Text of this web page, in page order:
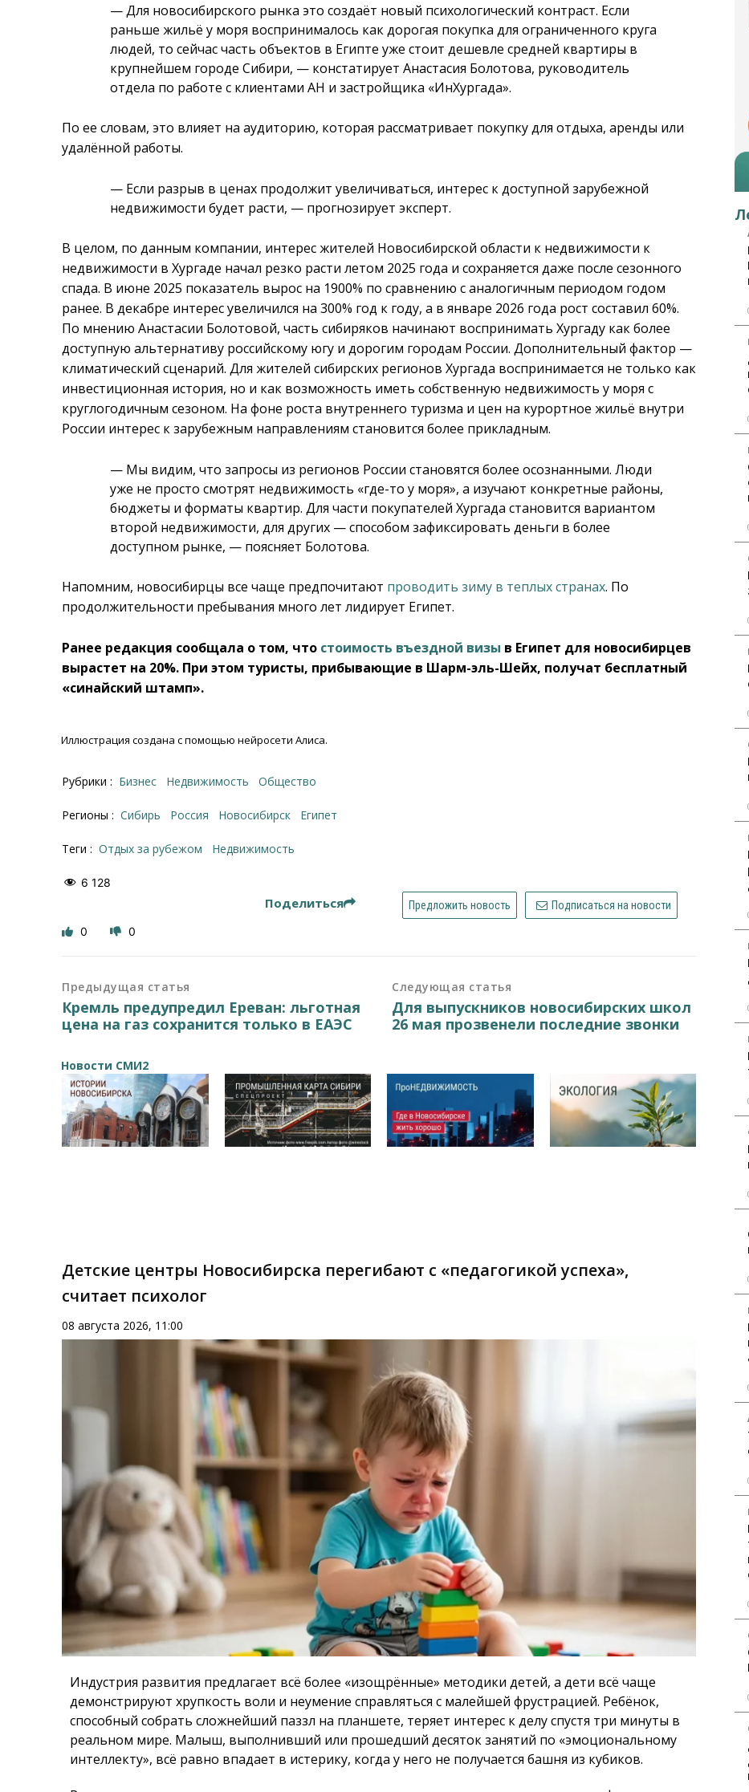
— Для новосибирского рынка это создаёт новый психологический контраст. Если
раньше жильё у моря воспринималось как дорогая покупка для ограниченного круга
людей, то сейчас часть объектов в Египте уже стоит дешевле средней квартиры в
крупнейшем городе Сибири, — констатирует Анастасия Болотова, руководитель
отдела по работе с клиентами АН и застройщика «ИнХургада».
По ее словам, это влияет на аудиторию, которая рассматривает покупку для отдыха, аренды или
удалённой работы.
— Если разрыв в ценах продолжит увеличиваться, интерес к доступной зарубежной
недвижимости будет расти, — прогнозирует эксперт.
В целом, по данным компании, интерес жителей Новосибирской области к недвижимости к
недвижимости в Хургаде начал резко расти летом 2025 года и сохраняется даже после сезонного
спада. В июне 2025 показатель вырос на 1900% по сравнению с аналогичным периодом годом
ранее. В декабре интерес увеличился на 300% год к году, а в январе 2026 года рост составил 60%.
По мнению Анастасии Болотовой, часть сибиряков начинают воспринимать Хургаду как более
доступную альтернативу российскому югу и дорогим городам России. Дополнительный фактор —
климатический сценарий. Для жителей сибирских регионов Хургада воспринимается не только как
инвестиционная история, но и как возможность иметь собственную недвижимость у моря с
круглогодичным сезоном. На фоне роста внутреннего туризма и цен на курортное жильё внутри
России интерес к зарубежным направлениям становится более прикладным.
— Мы видим, что запросы из регионов России становятся более осознанными. Люди
уже не просто смотрят недвижимость «где-то у моря», а изучают конкретные районы,
бюджеты и форматы квартир. Для части покупателей Хургада становится вариантом
второй недвижимости, для других — способом зафиксировать деньги в более
доступном рынке, — поясняет Болотова.
Напомним, новосибирцы все чаще предпочитают проводить зиму в теплых странах. По
продолжительности пребывания много лет лидирует Египет.
Ранее редакция сообщала о том, что стоимость въездной визы в Египет для новосибирцев
вырастет на 20%. При этом туристы, прибывающие в Шарм-эль-Шейх, получат бесплатный
«синайский штамп».
Иллюстрация создана с помощью нейросети Алиса.
Рубрики : Бизнес Недвижимость Общество
Регионы : Сибирь Россия Новосибирск Египет
Теги : отдых за рубежом недвижимость
6 128
Поделиться Предложить новость Подписаться на новости
0 0
Предыдущая статья
Кремль предупредил Ереван: льготная
цена на газ сохранится только в ЕАЭС
Следующая статья
Для выпускников новосибирских школ
26 мая прозвенели последние звонки
Новости СМИ2
Детские центры Новосибирска перегибают с «педагогикой успеха»,
считает психолог
08 августа 2026, 11:00
Индустрия развития предлагает всё более «изощрённые» методики детей, а дети всё чаще
демонстрируют хрупкость воли и неумение справляться с малейшей фрустрацией. Ребёнок,
способный собрать сложнейший паззл на планшете, теряет интерес к делу спустя три минуты в
реальном мире. Малыш, выполнивший или прошедший десяток занятий по «эмоциональному
интеллекту», всё равно впадает в истерику, когда у него не получается башня из кубиков.